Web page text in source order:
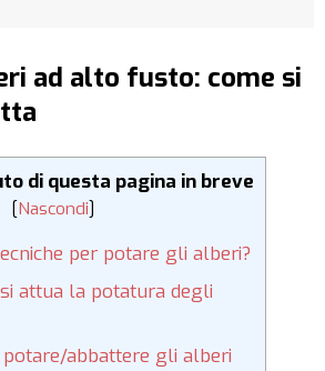
ad alto fusto: come si
di questa pagina in breve
[Nascondi]
per potare gli alberi?
attua la potatura degli
abbattere gli alberi